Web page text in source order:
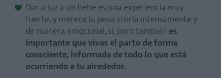
Dar a luz a un bebé es una experiencia muy
fuerte, y merece la pena vivirla intensamente y
de manera emocional, sí, pero también es
importante que vivas el parto de forma
consciente, informada de todo lo que está
ocurriendo a tu alrededor.